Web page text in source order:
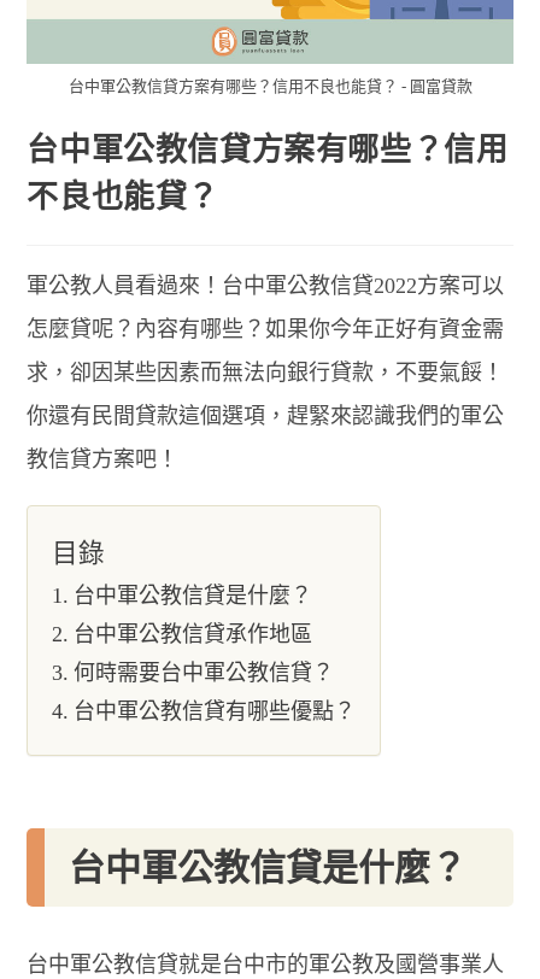
台中軍公教信貸方案有哪些？信用不良也能貸？ - 圓富貸款
台中軍公教信貸方案有哪些？信用
不良也能貸？
軍公教人員看過來！台中軍公教信貸2022方案可以
怎麼貸呢？內容有哪些？如果你今年正好有資金需
求，卻因某些因素而無法向銀行貸款，不要氣餒！
你還有民間貸款這個選項，趕緊來認識我們的軍公
教信貸方案吧！
目錄
台中軍公教信貸是什麼？
台中軍公教信貸承作地區
何時需要台中軍公教信貸？
台中軍公教信貸有哪些優點？
台中軍公教信貸是什麼？
台中軍公教信貸就是台中市的軍公教及國營事業人